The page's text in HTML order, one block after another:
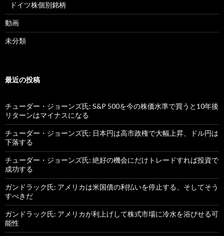
ドイツ株個別銘柄
動画
未分類
最近の投稿
チューダー・ジョーンズ氏: S&P 500を今の株価水準で買うと10年後
リターンはマイナスになる
チューダー・ジョーンズ氏: 日本円は高市政権で大幅上昇、ドル円は
下落する
チューダー・ジョーンズ氏: 絶好の機会にだけトレードすれば投資で
成功する
ガンドラック氏: アメリカは米国債の利払いを停止する、そしてそう
すべきだ
ガンドラック氏: アメリカが利上げして株式市場に冷水を浴びせる可
能性